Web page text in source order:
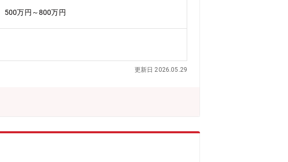
減少しております（月平均残業時間10時間40分）
500万円～800万円
更新日 2026.05.29